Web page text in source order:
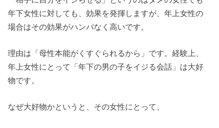
年下女性に対しても、効果を発揮しますが、年上女性の
場合はその効果がハンパなく高いです。
理由は「母性本能がくすぐられるから」です。経験上、
年上女性にとって「年下の男の子をイジる会話」は大好
物です。
なぜ大好物かというと、その女性にとって、